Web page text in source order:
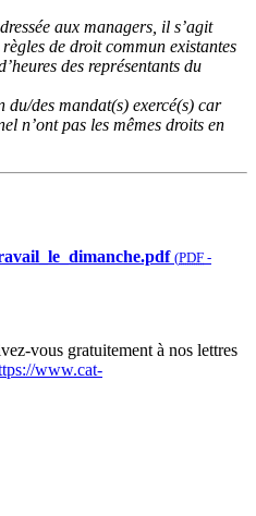
aux managers, il s’agit
de droit commun existantes
des représentants du
du/des mandat(s) exercé(s) car
n’ont pas les mêmes droits en
(PDF -
vous gratuitement à nos lettres
www.cat-